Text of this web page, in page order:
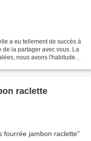
a eu tellement de succès à
la partager avec vous. La
nous avons l'habitude
raclette